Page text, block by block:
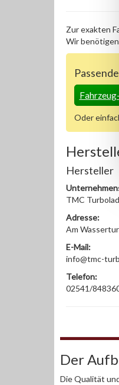
Zur exakten
Wir
Oder
Hersteller
TMC
Adresse:
Am
E-Mail:
info@tmc-
Telefon:
02541/
Der
Die Qualität